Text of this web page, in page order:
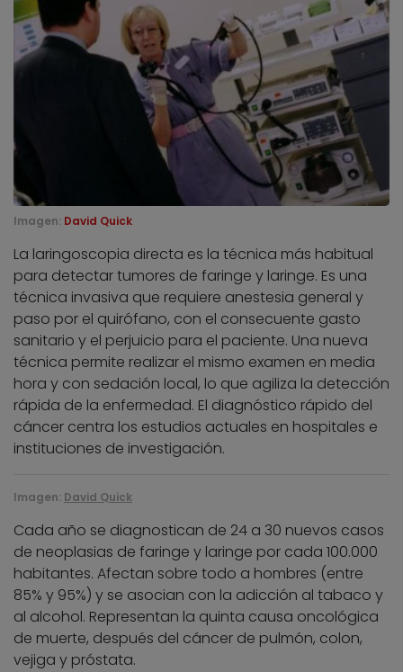
Imagen: David Quick
La laringoscopia directa es la técnica más habitual
para detectar tumores de faringe y laringe. Es una
técnica invasiva que requiere anestesia general y
paso por el quirófano, con el consecuente gasto
sanitario y el perjuicio para el paciente. Una nueva
técnica permite realizar el mismo examen en media
hora y con sedación local, lo que agiliza la detección
rápida de la enfermedad. El diagnóstico rápido del
cáncer centra los estudios actuales en hospitales e
instituciones de investigación.
Imagen: David Quick
Cada año se diagnostican de 24 a 30 nuevos casos
de neoplasias de faringe y laringe por cada 100.000
habitantes. Afectan sobre todo a hombres (entre
85% y 95%) y se asocian con la adicción al tabaco y
al alcohol. Representan la quinta causa oncológica
de muerte, después del cáncer de pulmón, colon,
vejiga y próstata.